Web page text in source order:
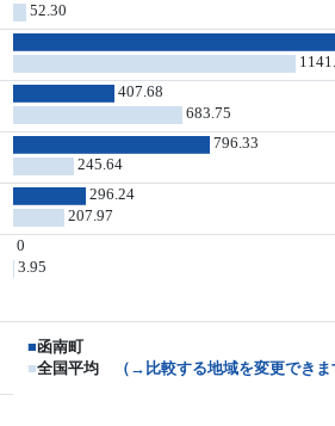
52.30
407.68
683.75
796.33
245.64
296.24
207.97
0
3.95
■函南町
■全国平均 （→比較する地域を変更できま